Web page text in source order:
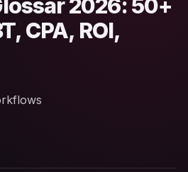
2026: 50+
CPA, ROI,